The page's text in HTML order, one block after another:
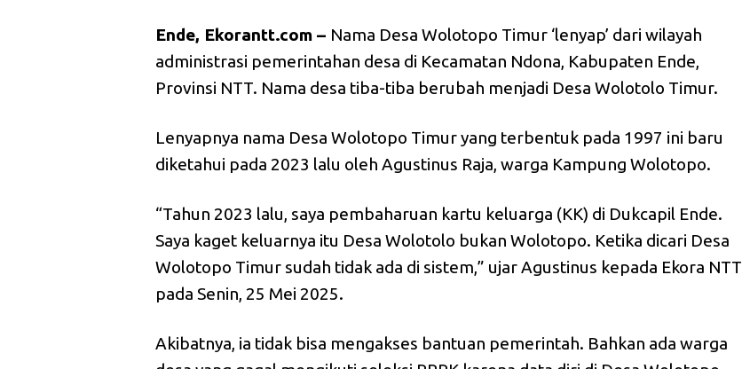
Ende, Ekorantt.com – Nama Desa Wolotopo Timur ‘lenyap’ dari wilayah
administrasi pemerintahan desa di Kecamatan Ndona, Kabupaten Ende,
Provinsi NTT. Nama desa tiba-tiba berubah menjadi Desa Wolotolo Timur.
Lenyapnya nama Desa Wolotopo Timur yang terbentuk pada 1997 ini baru
diketahui pada 2023 lalu oleh Agustinus Raja, warga Kampung Wolotopo.
“Tahun 2023 lalu, saya pembaharuan kartu keluarga (KK) di Dukcapil Ende.
Saya kaget keluarnya itu Desa Wolotolo bukan Wolotopo. Ketika dicari Desa
Wolotopo Timur sudah tidak ada di sistem,” ujar Agustinus kepada Ekora NTT
pada Senin, 25 Mei 2025.
Akibatnya, ia tidak bisa mengakses bantuan pemerintah. Bahkan ada warga